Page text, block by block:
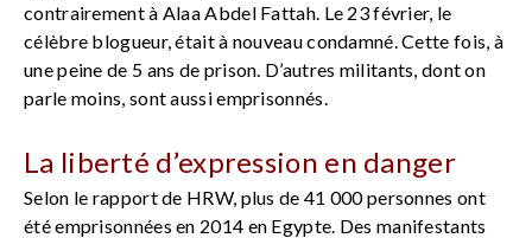
contrairement à Alaa Abdel Fattah. Le 23 février, le
célèbre blogueur, était à nouveau condamné. Cette fois, à
une peine de 5 ans de prison. D’autres militants, dont on
parle moins, sont aussi emprisonnés.
La liberté d’expression en danger
Selon le rapport de HRW, plus de 41 000 personnes ont
été emprisonnées en 2014 en Egypte. Des manifestants